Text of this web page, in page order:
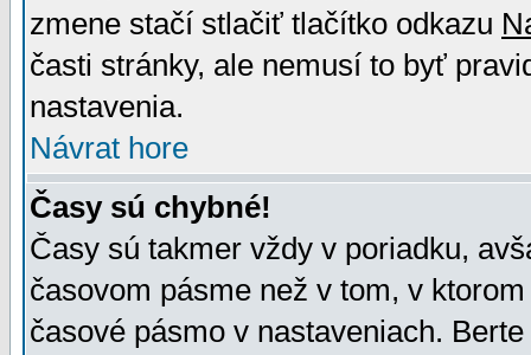
zmene stačí stlačiť tlačítko odkazu
časti stránky, ale nemusí to byť
nastavenia.
Návrat hore
Časy sú chybné!
Časy sú takmer vždy v poriadku,
časovom pásme než v tom, v
časové pásmo v nastaveniach.